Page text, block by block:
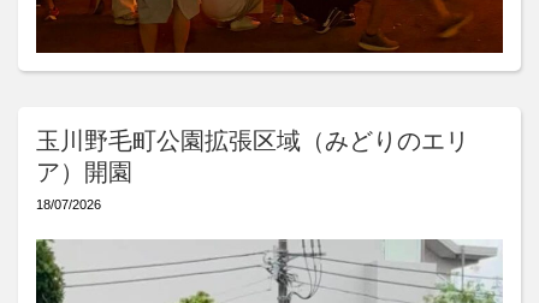
玉川野毛町公園拡張区域（みどりのエリ
ア）開園
18/07/2026